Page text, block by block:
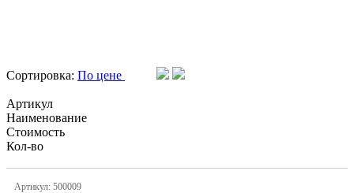
Сортировка: По цене
Артикул
Наименование
Стоимость
Кол-во
Артикул: 500009